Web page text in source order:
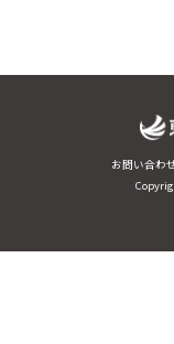
お問い合わ